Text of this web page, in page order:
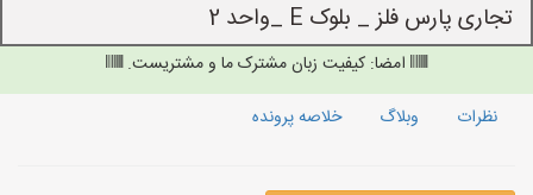
تجاری پارس فلز _ بلوک E _واحد 2
امضا: کیفیت زبان مشترک ما و مشتریست.
نظرات
وبلاگ خلاصه پرونده